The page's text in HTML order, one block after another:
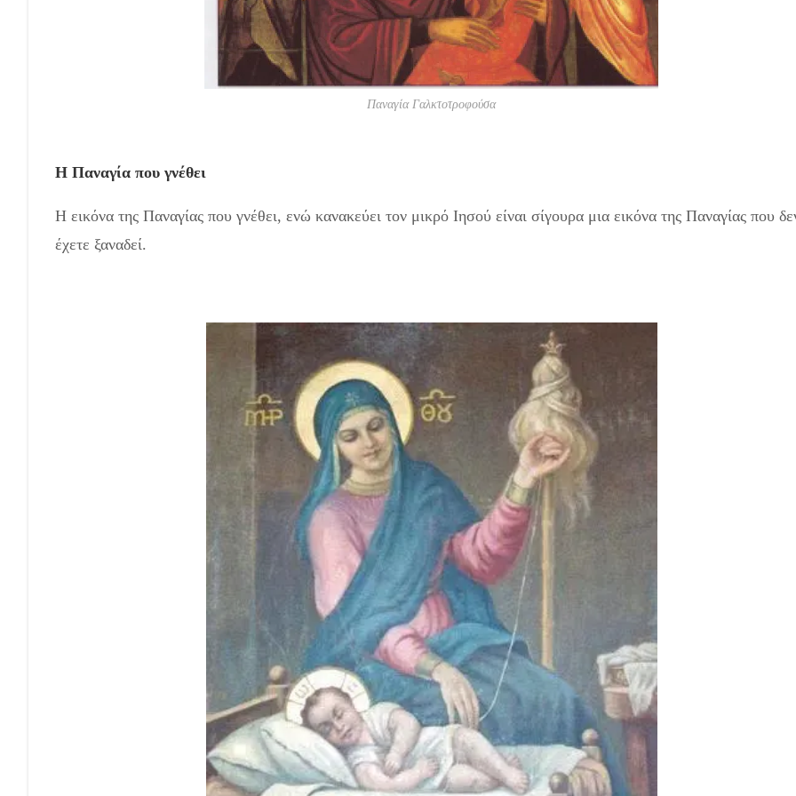
Παναγία Γαλκτοτροφούσα
Η Παναγία που γνέθει
Η εικόνα της Παναγίας που γνέθει, ενώ κανακεύει τον μικρό Ιησού είναι σίγουρα μια εικόνα της Παναγίας που
έχετε ξαναδεί.